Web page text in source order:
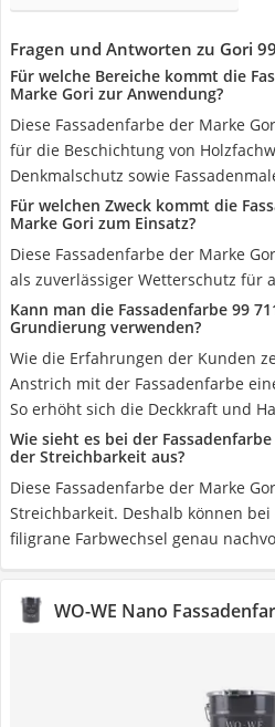
Fragen und Antworten zu Gori
Für welche Bereiche kommt die
Marke Gori zur Anwendung?
Diese Fassadenfarbe der Marke
für die Beschichtung von
Denkmalschutz sowie
Für welchen Zweck kommt die
Marke Gori zum Einsatz?
Diese Fassadenfarbe der Marke
als zuverlässiger Wetterschutz für
Kann man die Fassadenfarbe 99
Grundierung verwenden?
Wie die Erfahrungen der Kunden
Anstrich mit der Fassadenfarbe
So erhöht sich die Deckkraft und
Wie sieht es bei der
der Streichbarkeit aus?
Diese Fassadenfarbe der Marke
Streichbarkeit. Deshalb können
filigrane Farbwechsel genau
WO-WE Nano